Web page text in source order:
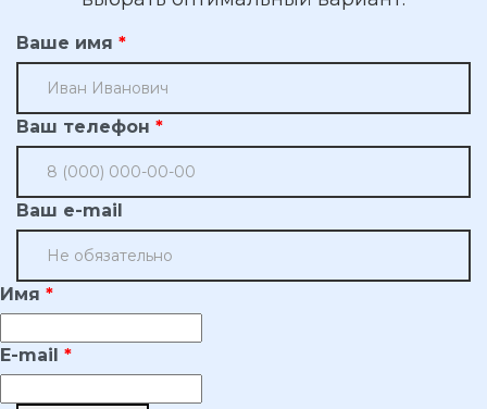
Ваше имя
Ваш телефон
Ваш e-mail
Имя
E-mail